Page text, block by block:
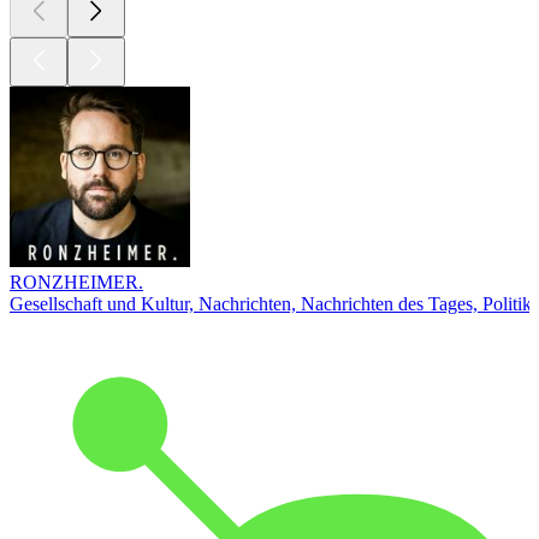
RONZHEIMER.
Gesellschaft und Kultur, Nachrichten, Nachrichten des Tages, Politik